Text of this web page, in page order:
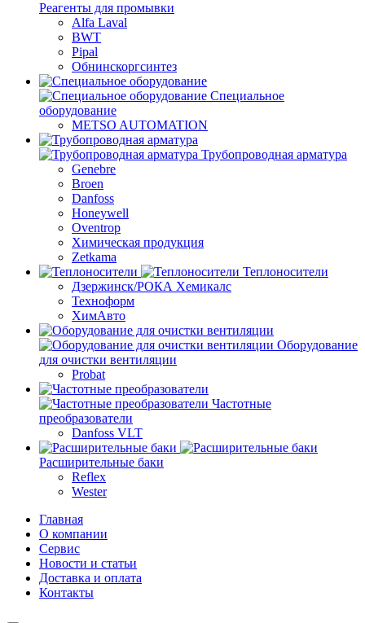
Реагенты для промывки
Alfa Laval
BWT
Pipal
Обнинскоргсинтез
Специальное
оборудование
METSO AUTOMATION
Трубопроводная арматура
Genebre
Broen
Danfoss
Honeywell
Oventrop
Химическая продукция
Zetkama
Теплоносители
Дзержинск/РОКА Хемикалс
Техноформ
ХимАвто
Оборудование
для очистки вентиляции
Probat
Частотные
преобразователи
Danfoss VLT
Расширительные баки
Reflex
Wester
Главная
О компании
Сервис
Новости и статьи
Доставка и оплата
Контакты